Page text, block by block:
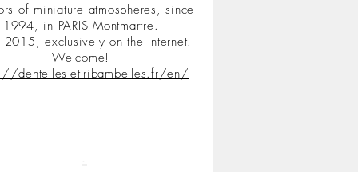
of miniature atmospheres, since
1994, in PARIS Montmartre.
2015, exclusively on the Internet.
Welcome!
dentelles-et-ribambelles.fr/en/